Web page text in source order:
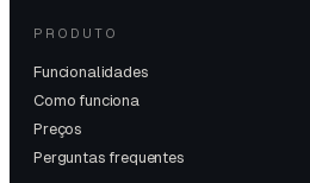
PRODUTO
Funcionalidades
Como funciona
Preços
Perguntas frequentes